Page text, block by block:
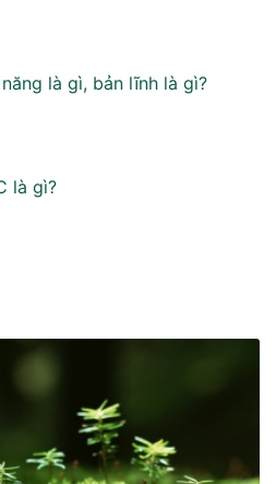
năng là gì, bản lĩnh là gì?
là gì?